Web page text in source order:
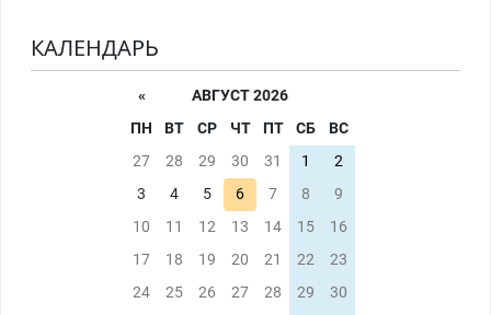
КАЛЕНДАРЬ
«
АВГУСТ 2026
ПН
ВТ СР ЧТ ПТ СБ
ВС
27
28 29 30 31 1
2
3
4 5 6 7 8
9
10
11 12 13 14 15
16
17
18 19 20 21 22
23
24
25 26 27 28 29
30